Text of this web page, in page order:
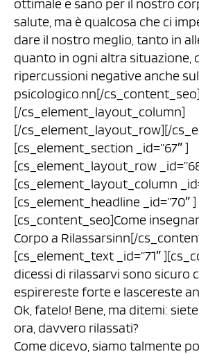
ottimale e sano per il nostro
salute, ma è qualcosa che ci
dare il nostro meglio, tanto in
quanto in ogni altra situazione,
ripercussioni negative anche
psicologico.nn[/cs_content_seo]
[/cs_element_layout_column]
[/cs_element_layout_row][/
[cs_element_section _id=”67″ ]
[cs_element_layout_row
[cs_element_layout_column
[cs_element_headline _id=”70″ ]
[cs_content_seo]Come
Corpo a Rilassarsinn[/
[cs_element_text _id=”71″
dicessi di rilassarvi sono sicuro
espirereste forte e lascereste
Ok, fatelo! Bene, ma ditemi:
ora, davvero rilassati?
Come dicevo, siamo talmente